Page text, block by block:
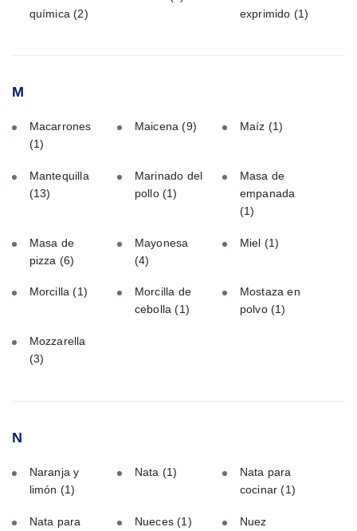
química(2)
exprimido (1)
M
Macarrones
(1)
Maicena(9) Maíz (1)
Mantequilla
(13)
Marinado del
pollo (1)
Masa de
empanada
(1)
Masa de
pizza (6)
Mayonesa
(4)
Miel (1)
Morcilla(1)
Morcilla de
cebolla(1)
Mostaza en
polvo(1)
Mozzarella
(3)
N
Naranja y
limón (1)
Nata (1)
Nata para
cocinar(1)
Nata para
Nueces(1)
Nuez